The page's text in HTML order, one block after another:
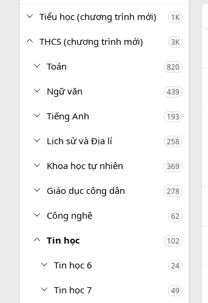
Tiểu học (chương trình mới) 1K
THCS (chương trình mới) 3K
Toán 820
Ngữ văn 439
Tiếng Anh 193
Lịch sử và Địa lí 258
Khoa học tự nhiên 369
Giáo dục công dân 278
Công nghệ 62
Tin học 102
Tin học 6 24
Tin học 7 49